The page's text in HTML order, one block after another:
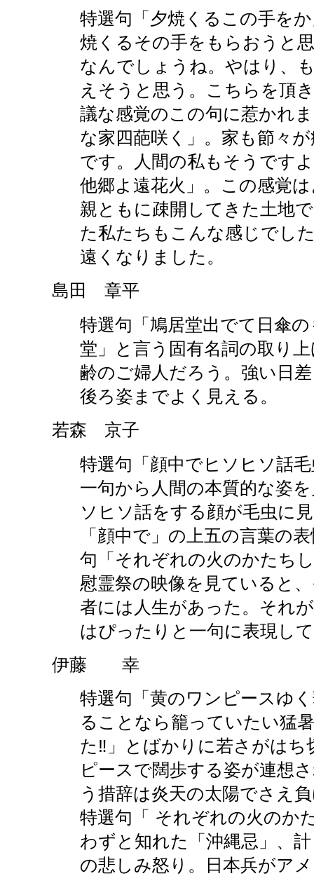
特選句「夕焼くるこの手を
焼くるその手をもらおうと
なんでしょうね。やはり、
えそうと思う。こちらを頂
議な感覚のこの句に惹かれ
な家四葩咲く」。家も節々
です。人間の私もそうです
他郷よ遠花火」。この感覚
親ともに疎開してきた土地
た私たちもこんな感じでし
遠くなりました。
島田 章平
特選句「鳩居堂出でて日傘
堂」と言う固有名詞の取り
齢のご婦人だろう。強い日
後ろ姿までよく見える。
若森 京子
特選句「顔中でヒソヒソ話
一句から人間の本質的な姿
ソヒソ話をする顔が毛虫に
「顔中で」の上五の言葉の
句「それぞれの火のかたち
慰霊祭の映像を見ていると
者には人生があった。それ
はぴったりと一句に表現し
伊藤 幸
特選句「黄のワンピースゆ
ることなら籠っていたい猛
た‼」とばかりに若さがは
ピースで闊歩する姿が連想
う措辞は炎天の太陽でさえ
特選句「 それぞれの火のか
わずと知れた「沖縄忌」、
の悲しみ怒り。日本兵がア